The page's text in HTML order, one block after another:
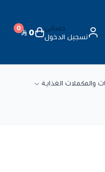
حسابي
تسجيل الدخول
0
0
والمكملات الغذاية